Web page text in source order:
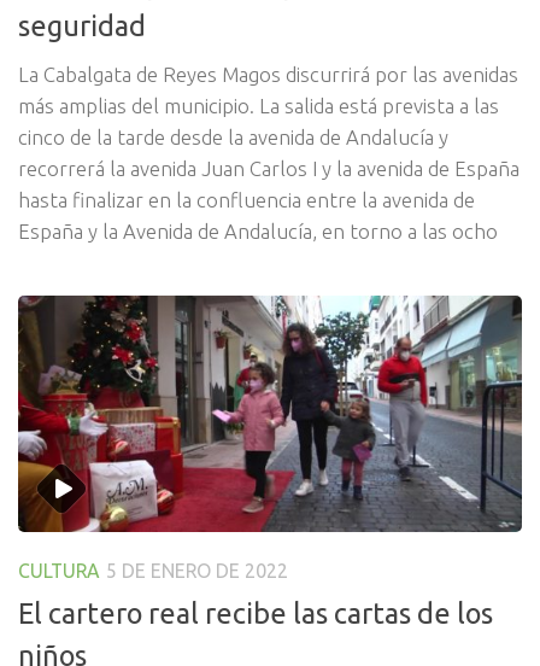
seguridad
La Cabalgata de Reyes Magos discurrirá por las avenidas
más amplias del municipio. La salida está prevista a las
cinco de la tarde desde la avenida de Andalucía y
recorrerá la avenida Juan Carlos I y la avenida de España
hasta finalizar en la confluencia entre la avenida de
España y la Avenida de Andalucía, en torno a las ocho
CULTURA 5 DE ENERO DE 2022
El cartero real recibe las cartas de los
niños